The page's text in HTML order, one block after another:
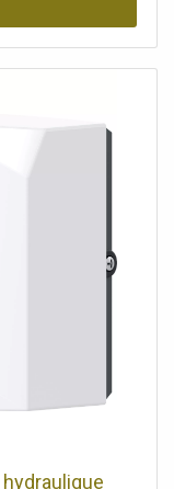
kW est requis ici
: Pour raccord
aux 3
max. CONTENU
A